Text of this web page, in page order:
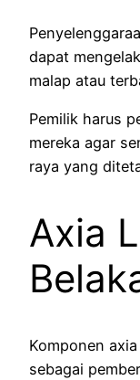
dapat
malap atau
Pemilik harus
mereka agar
raya yang
Axia
Komponen
sebagai